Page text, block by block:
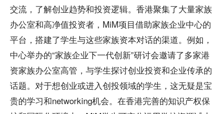
交流，了解创业趋势和投资逻辑。香港聚集了大量家族
办公室和高净值投资者，MiM项目借助家族企业中心的
平台，搭建了学生与这些家族资本对话的渠道。例如，
中心举办的“家族企业下一代创新”研讨会邀请了多家港
资家族办公室高管，与学生探讨创业投资和企业传承的
话题。对于想创业或进入创投领域的学生，这无疑是宝
贵的学习和networking机会。在香港完善的知识产权保